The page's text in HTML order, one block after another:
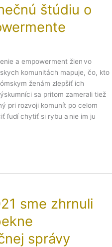
štúdiu o
a empowerment žien vo
komunitách mapuje, čo, kto
ženám zlepšiť ich
sa pritom zamerali tiež
pri rozvoji komunít po celom
ľudí chytiť si rybu a nie im ju
sme zhrnuli
správy